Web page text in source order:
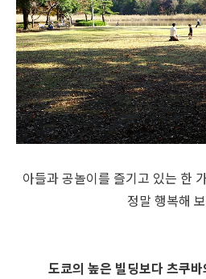
아들과 공놀이를 즐기고 있는 한
정말 행복해
도쿄의 높은 빌딩보다 츠쿠